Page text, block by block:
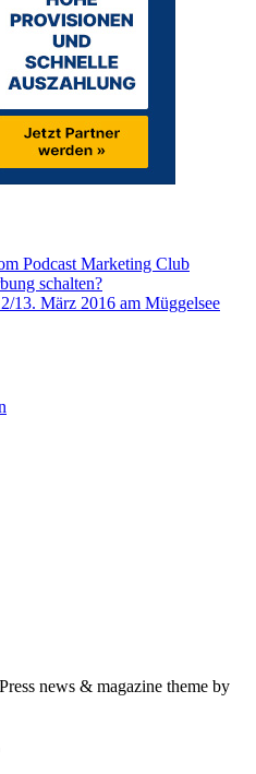
Podcast Marketing Club
schalten?
13. März 2016 am Müggelsee
news & magazine theme by